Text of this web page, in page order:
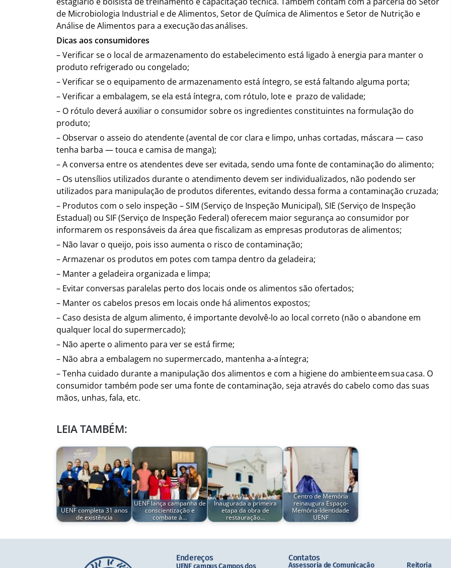
de Microbiologia Industrial e de Alimentos, Setor de Química de Alimentos e Setor de Nutrição e
Análise de Alimentos para a execução das análises.
Dicas aos consumidores
– Verificar se o local de armazenamento do estabelecimento está ligado à energia para manter o
produto refrigerado ou congelado;
– Verificar se o equipamento de armazenamento está íntegro, se está faltando alguma porta;
– Verificar a embalagem, se ela está íntegra, com rótulo, lote e prazo de validade;
– O rótulo deverá auxiliar o consumidor sobre os ingredientes constituintes na formulação do
produto;
– Observar o asseio do atendente (avental de cor clara e limpo, unhas cortadas, máscara — caso
tenha barba — touca e camisa de manga);
– A conversa entre os atendentes deve ser evitada, sendo uma fonte de contaminação do alimento;
– Os utensílios utilizados durante o atendimento devem ser individualizados, não podendo ser
utilizados para manipulação de produtos diferentes, evitando dessa forma a contaminação cruzada;
– Produtos com o selo inspeção – SIM (Serviço de Inspeção Municipal), SIE (Serviço de Inspeção
Estadual) ou SIF (Serviço de Inspeção Federal) oferecem maior segurança ao consumidor por
informarem os responsáveis da área que fiscalizam as empresas produtoras de alimentos;
– Não lavar o queijo, pois isso aumenta o risco de contaminação;
– Armazenar os produtos em potes com tampa dentro da geladeira;
– Manter a geladeira organizada e limpa;
– Evitar conversas paralelas perto dos locais onde os alimentos são ofertados;
– Manter os cabelos presos em locais onde há alimentos expostos;
– Caso desista de algum alimento, é importante devolvê-lo ao local correto (não o abandone em
qualquer local do supermercado);
– Não aperte o alimento para ver se está firme;
– Não abra a embalagem no supermercado, mantenha a-a íntegra;
– Tenha cuidado durante a manipulação dos alimentos e com a higiene do ambiente em sua casa. O
consumidor também pode ser uma fonte de contaminação, seja através do cabelo como das suas
mãos, unhas, fala, etc.
LEIA TAMBÉM:
UENF completa 31 anos
de existência
UENF lança campanha de
conscientização e
combate à…
Inaugurada a primeira
etapa da obra de
restauração…
Centro de Memória
reinaugura Espaço-
Memória-Identidade
UENF
Endereços
UENF campus Campos dos
Contatos
Assessoria de Comunicação Reitoria